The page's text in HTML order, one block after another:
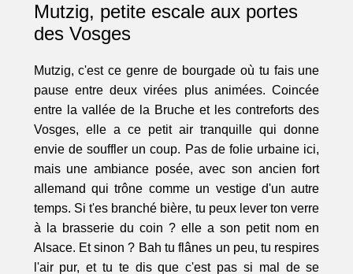
Mutzig, petite escale aux portes
des Vosges
Mutzig, c'est ce genre de bourgade où tu fais une
pause entre deux virées plus animées. Coincée
entre la vallée de la Bruche et les contreforts des
Vosges, elle a ce petit air tranquille qui donne
envie de souffler un coup. Pas de folie urbaine ici,
mais une ambiance posée, avec son ancien fort
allemand qui trône comme un vestige d'un autre
temps. Si t'es branché bière, tu peux lever ton verre
à la brasserie du coin ? elle a son petit nom en
Alsace. Et sinon ? Bah tu flânes un peu, tu respires
l'air pur, et tu te dis que c'est pas si mal de se